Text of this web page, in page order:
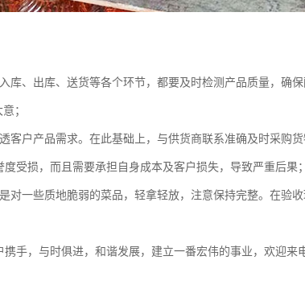
库、出库、送货等各个环节，都要及时检测产品质量，确
；
客户产品需求。在此基础上，与供货商联系准确及时采购
受损，而且需要承担自身成本及客户损失，导致严重后果；
对一些质地脆弱的菜品，轻拿轻放，注意保持完整。在验
手，与时俱进，和谐发展，建立一番宏伟的事业，欢迎来